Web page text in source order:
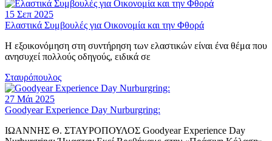
15 Σεπ 2025
Ελαστικά Συμβουλές για Οικονομία και την Φθορά
Η εξοικονόμηση στη συντήρηση των ελαστικών είναι ένα θέμα που
ανησυχεί πολλούς οδηγούς, ειδικά σε
Σταυρόπουλος
27 Μάι 2025
Goodyear Experience Day Nurburgring:
ΙΩΑΝΝΗΣ Θ. ΣΤΑΥΡΟΠΟΥΛΟΣ Goodyear Experience Day